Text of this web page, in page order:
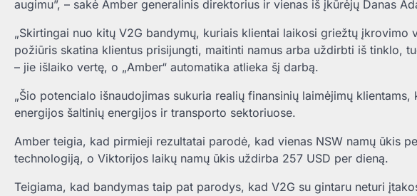
augimu”, – sakė Amber generalinis direktorius ir vienas iš įkūrėjų Danas
„Skirtingai nuo kitų V2G bandymų, kuriais klientai laikosi griežtų įkrovimo
požiūris skatina klientus prisijungti, maitinti namus arba uždirbti iš tinklo,
– jie išlaiko vertę, o „Amber“ automatika atlieka šį darbą.
„Šio potencialo išnaudojimas sukuria realių finansinių laimėjimų
energijos šaltinių energijos ir transporto sektoriuose.
Amber teigia, kad pirmieji rezultatai parodė, kad vienas NSW namų ūkis
technologiją, o Viktorijos laikų namų ūkis uždirba 257 USD per dieną.
Teigiama, kad bandymas taip pat parodys, kad V2G su gintaru neturi